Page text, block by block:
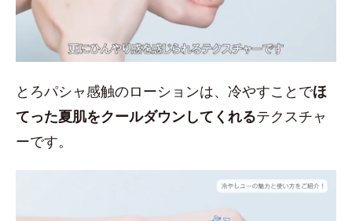
とろパシャ感触のローションは、冷やすことでほ
てった夏肌をクールダウンしてくれるテクスチャ
ーです。